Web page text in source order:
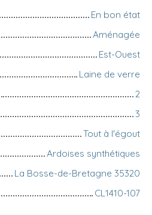
En bon état
Aménagée
Est-Ouest
Laine de verre
2
3
Tout à l'égout
Ardoises synthétiques
La Bosse-de-Bretagne 35320
CL1410-107